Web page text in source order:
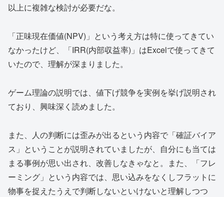
以上に複雑な検討が必要だな。
「正味現在価値(NPV)」という考え方は特に使ってきてい
なかったけど、「IRR(内部収益率)」はExcelで使ってきて
いたので、理解が深まりました。
ゲーム理論の説明では、値下げ競争を実例を挙げ説明され
ており、興味深く読めました。
また、人の判断には歪みが出るという内容で「確証バイア
ス」ということが説明されていましたが、自分にも当ては
まる事例が思い出され、改善しなきゃなと。また、「フレ
ーミング」という内容では、思い込みをなくしフラットに
物事を捉えたうえで判断しないといけないと理解しつつ